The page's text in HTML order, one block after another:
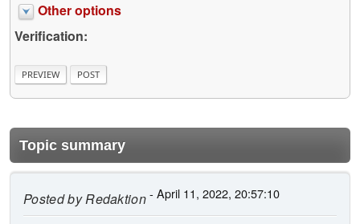
Other options
Verification:
Topic summary
Posted byRedaktion- April 11, 2022, 20:57:10